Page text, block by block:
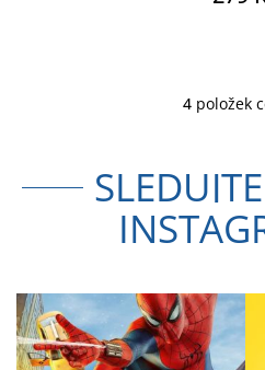
O
á
d
a
c
r
k
y
4 položek